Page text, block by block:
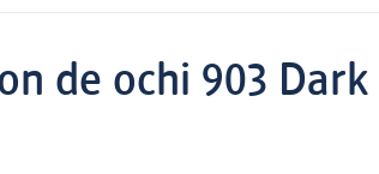
de ochi 903